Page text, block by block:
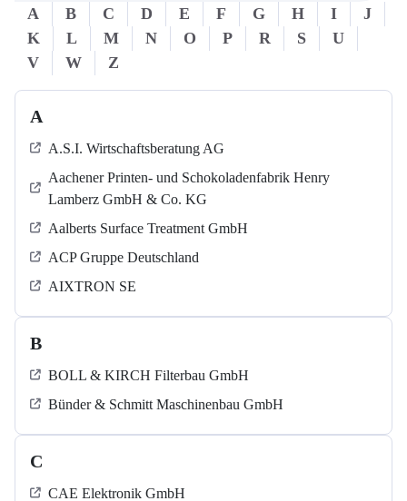
A B C D E F G H I
J
K
L M N O P R S
U
V
W Z
A
A.S.I. Wirtschaftsberatung AG
Aachener Printen- und Schokoladenfabrik Henry
Lamberz GmbH & Co. KG
Aalberts Surface Treatment GmbH
ACP Gruppe Deutschland
AIXTRON SE
B
BOLL & KIRCH Filterbau GmbH
Bünder & Schmitt Maschinenbau GmbH
C
CAE Elektronik GmbH